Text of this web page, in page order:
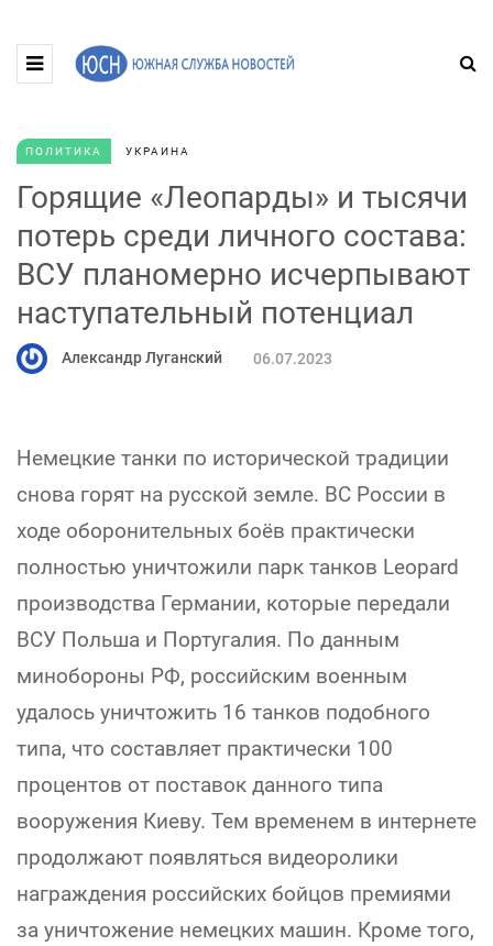
ПОЛИТИКА УКРАИНА
Горящие «Леопарды» и тысячи
потерь среди личного состава:
ВСУ планомерно исчерпывают
наступательный потенциал
Александр Луганский 06.07.2023
Немецкие танки по исторической традиции
снова горят на русской земле. ВС России в
ходе оборонительных боёв практически
полностью уничтожили парк танков Leopard
производства Германии, которые передали
ВСУ Польша и Португалия. По данным
минобороны РФ, российским военным
удалось уничтожить 16 танков подобного
типа, что составляет практически 100
процентов от поставок данного типа
вооружения Киеву. Тем временем в интернете
продолжают появляться видеоролики
награждения российских бойцов премиями
за уничтожение немецких машин. Кроме того,